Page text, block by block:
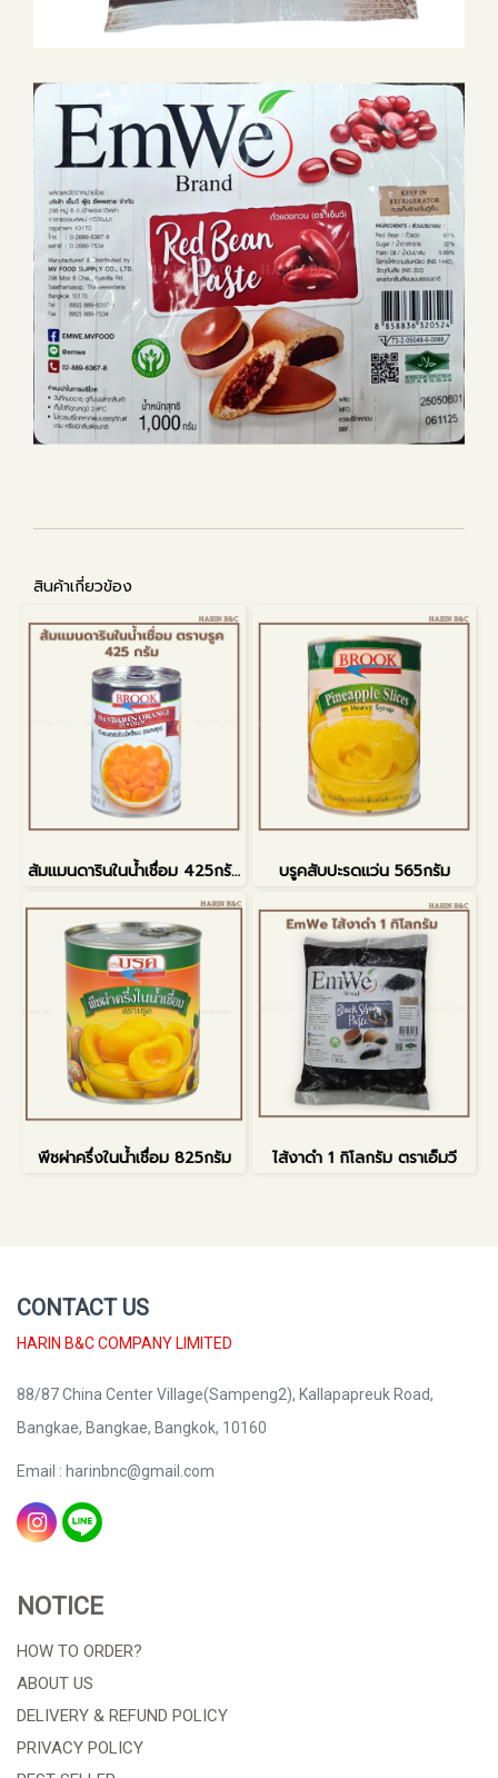
สินค้าเกี่ยวข้อง
ส้มแมนดารินในน้ำเชื่อม 425กรัม บรูคสับปะรดแว่น 565กรัม
พีชผ่าครึ่งในน้ำเชื่อม 825กรัม ไส้งาดำ 1 กิโลกรัม ตราเอ็มวี
CONTACT US
HARIN B&C COMPANY LIMITED
88/87 China Center Village(Sampeng2), Kallapapreuk Road,
Bangkae, Bangkae, Bangkok, 10160
Email : harinbnc@gmail.com
NOTICE
HOW TO ORDER?
ABOUT US
DELIVERY & REFUND POLICY
PRIVACY POLICY